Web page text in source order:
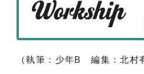
（執筆：少年B 編集：北村